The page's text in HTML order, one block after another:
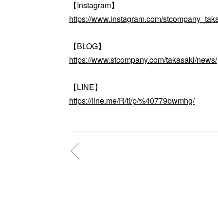
【Instagram】
https://www.instagram.com/
【BLOG】
https://www.stcompany.com/takasaki/news/
【LINE】
https://line.me/R/ti/p/%40779bwmhg/